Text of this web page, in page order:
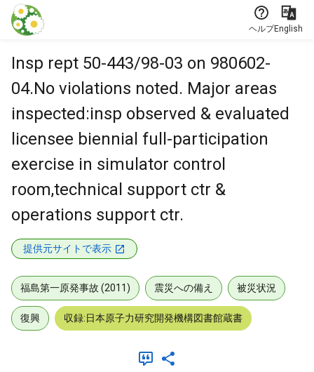
本文に飛ぶ
ヘルプEnglish
Insp rept 50-443/98-03 on 980602-
04.No violations noted. Major areas
inspected:insp observed & evaluated
licensee biennial full-participation
exercise in simulator control
room,technical support ctr &
operations support ctr.
提供元サイトで表示
福島第一原発事故 (2011) 震災への備え 被災状況
復興 収録:日本原子力研究開発機構図書館蔵書